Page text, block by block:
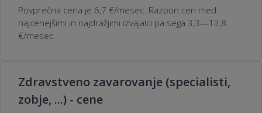
Povprečna cena je 6,7 €/mesec. Razpon cen med
najcenejšimi in najdražjimi izvajalci pa sega 3,3—13,8
€/mesec.
Zdravstveno zavarovanje (specialisti,
zobje, ...) - cene